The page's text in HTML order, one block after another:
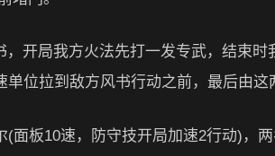
开局我方火法先打一发专武，结束时
单位拉到敌方风书行动之前，最后由这
(面板10速，防守技开局加速2行动)，